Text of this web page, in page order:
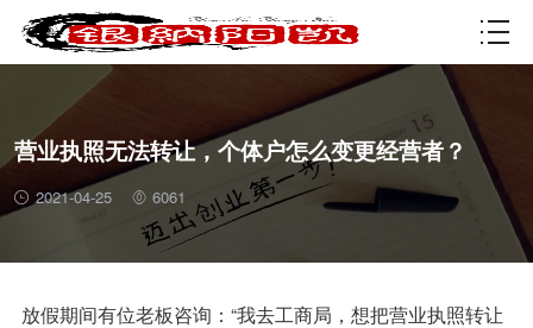
资质许可
营业执照无法转让，个体户怎么变更经营者？
2021-04-25 6061
放假期间有位老板咨询：“我去工商局，想把营业执照转让